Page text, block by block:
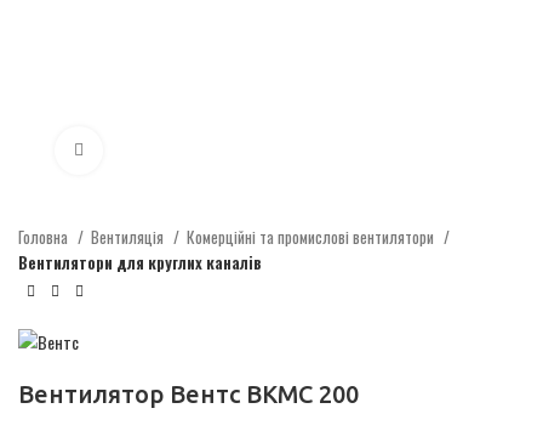
Головна Вентиляція
Комерційні та промислові вентилятори
Вентилятори для круглих каналів
Вентилятор Вентс ВКМС 200